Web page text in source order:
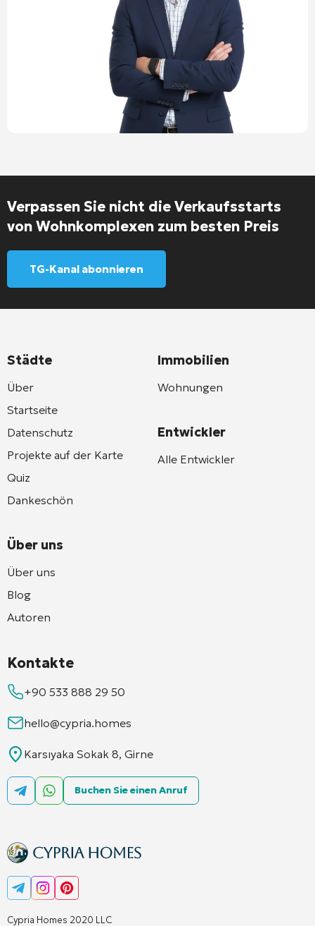
Verpassen Sie nicht die Verkaufsstarts
von Wohnkomplexen zum besten Preis
TG-Kanal abonnieren
Cypria Homes 2020 LLC
Städte
Über
Startseite
Datenschutz
Projekte auf der Karte
Quiz
Dankeschön
Über uns
Über uns
Blog
Autoren
Immobilien
Wohnungen
Entwickler
Alle Entwickler
Kontakte
+90 533 888 29 50
hello@cypria.homes
Karsıyaka Sokak 8, Girne
Buchen Sie einen Anruf